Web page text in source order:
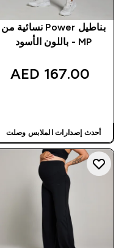
بناطيل Power نسائية من
MP - باللون الأسود
167.00 AED‎
أحدث إصدارات الملابس وصلت